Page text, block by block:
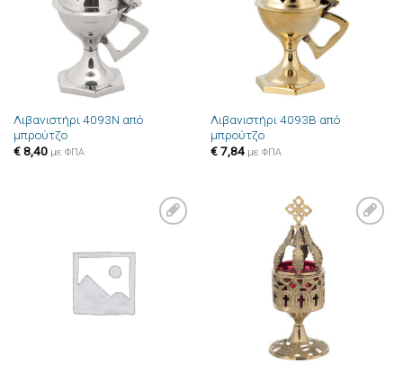
Λιβανιστήρι 4093N από
μπρούτζο
€8,40 με ΦΠΑ
Λιβανιστήρι 4093B από
μπρούτζο
€7,84 με ΦΠΑ
στην λίστα